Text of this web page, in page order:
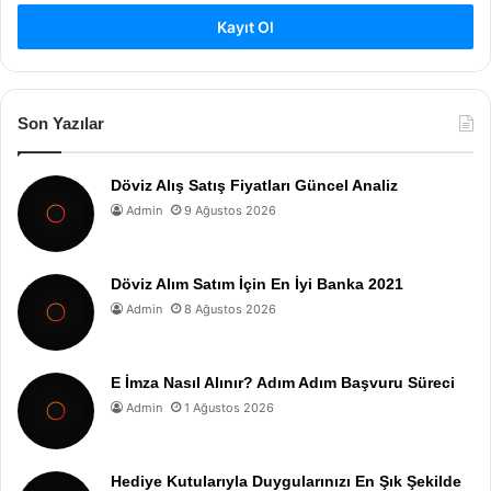
Kayıt Ol
Son Yazılar
Döviz Alış Satış Fiyatları Güncel Analiz
Admin 9 Ağustos 2026
Döviz Alım Satım İçin En İyi Banka 2021
Admin 8 Ağustos 2026
E İmza Nasıl Alınır? Adım Adım Başvuru Süreci
Admin 1 Ağustos 2026
Hediye Kutularıyla Duygularınızı En Şık Şekilde